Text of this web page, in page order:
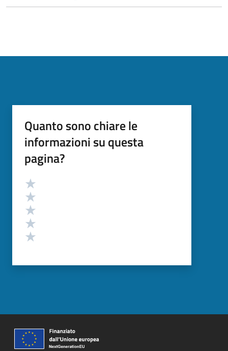
Quanto sono chiare le
informazioni su questa
pagina?
Valutazione